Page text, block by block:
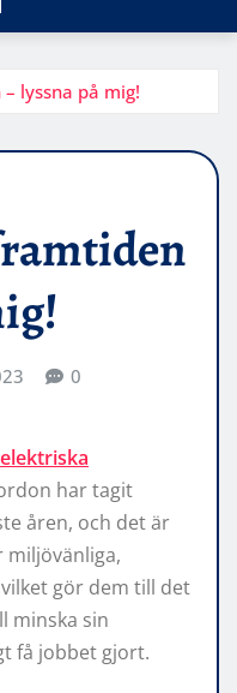
lyssna på mig!
0
elektriska
har tagit
åren, och det är
miljövänliga,
gör dem till det
minska sin
få jobbet gjort.